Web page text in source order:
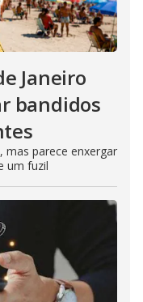
Janeiro
bandidos
mas parece enxergar
um fuzil